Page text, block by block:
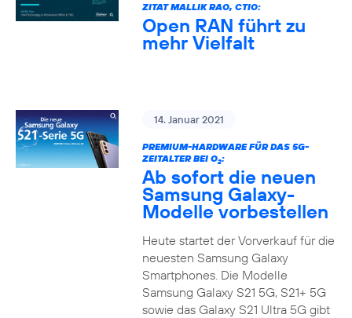
ZITAT MALLIK RAO, CTIO:
Open RAN führt zu
mehr Vielfalt
14. Januar 2021
PREMIUM-HARDWARE FÜR DAS 5G-
ZEITALTER BEI O2:
Ab sofort die neuen
Samsung Galaxy-
Modelle vorbestellen
Heute startet der Vorverkauf für die
neuesten Samsung Galaxy
Smartphones. Die Modelle
Samsung Galaxy S21 5G, S21+ 5G
sowie das Galaxy S21 Ultra 5G gibt